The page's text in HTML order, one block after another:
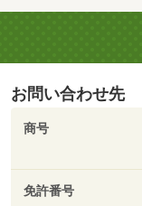
お問い合わせ先
商号
免許番号